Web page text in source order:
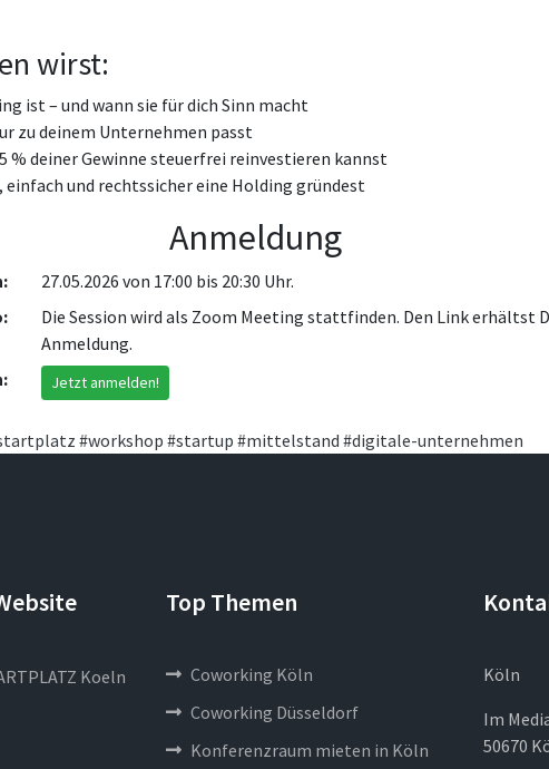
wirst:
ist – und wann sie für dich Sinn macht
zu deinem Unternehmen passt
% deiner Gewinne steuerfrei reinvestieren kannst
einfach und rechtssicher eine Holding gründest
Anmeldung
27.05.2026 von 17:00 bis 20:30 Uhr.
Die Session wird als Zoom Meeting stattfinden. Den Link erhältst
Anmeldung.
Jetzt anmelden!
#workshop #startup #mittelstand #digitale-unternehmen
Koeln
Top Themen
Coworking Köln
Coworking Düsseldorf
Konferenzraum mieten in Köln
Köln
Im
50670